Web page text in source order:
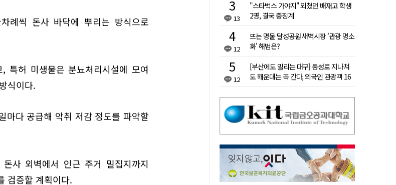
례씩 돈사 바닥에 뿌리는 방식으로
특허 미생물은 분뇨처리시설에 모여
식이다.
마다 공급해 악취 저감 정도를 파악할
사 외벽에서 인근 주거 밀집지까지
검증할 계획이다.
13
"스타벅스 가야지" 외쳤던 배재고 학생
2명, 결국 중징계
12
뜨는 명물 달성공원 새벽시장 '관광 명소
화' 해법은?
12
[부산에도 밀리는 대구] 동성로 지나쳐
도 해운대는 꼭 간다, 외국인 관광객 16